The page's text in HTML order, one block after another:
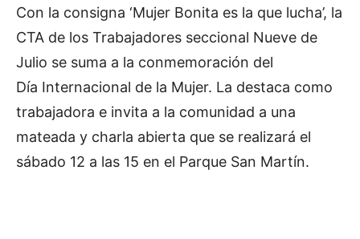
Con la consigna ‘Mujer Bonita es la que lucha’, la
CTA de los Trabajadores seccional Nueve de
Julio se suma a la conmemoración del
Día Internacional de la Mujer. La destaca como
trabajadora e invita a la comunidad a una
mateada y charla abierta que se realizará el
sábado 12 a las 15 en el Parque San Martín.